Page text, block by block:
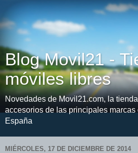
Blog Movil21 -
móviles libres
Novedades de Movil21.com, la
accesorios de las principales marcas
España
MIÉRCOLES, 17 DE DICIEMBRE DE 2014